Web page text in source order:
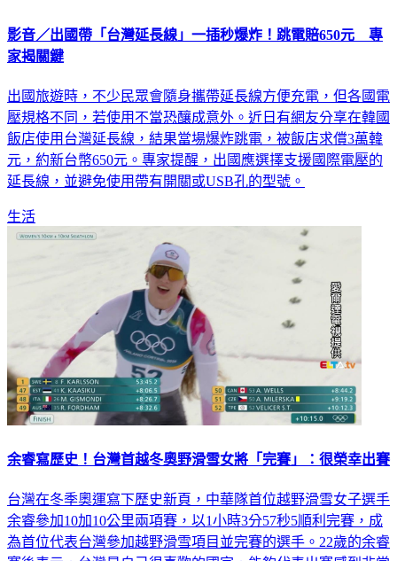
影音／出國帶「台灣延長線」一插秒爆炸！跳電賠650元 專
家揭關鍵
出國旅遊時，不少民眾會隨身攜帶延長線方便充電，但各國電
壓規格不同，若使用不當恐釀成意外。近日有網友分享在韓國
飯店使用台灣延長線，結果當場爆炸跳電，被飯店求償3萬韓
元，約新台幣650元。專家提醒，出國應選擇支援國際電壓的
延長線，並避免使用帶有開關或USB孔的型號。
生活
余睿寫歷史！台灣首越冬奧野滑雪女將「完賽」：很榮幸出賽
台灣在冬季奧運寫下歷史新頁，中華隊首位越野滑雪女子選手
余睿參加10加10公里兩項賽，以1小時3分57秒5順利完賽，成
為首位代表台灣參加越野滑雪項目並完賽的選手。22歲的余睿